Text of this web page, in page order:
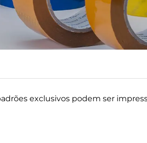
exclusivos podem ser